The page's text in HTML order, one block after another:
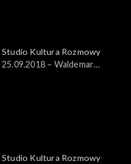
Studio Kultura Rozmowy
25.09.2018 – Waldemar
Studio Kultura Rozmowy